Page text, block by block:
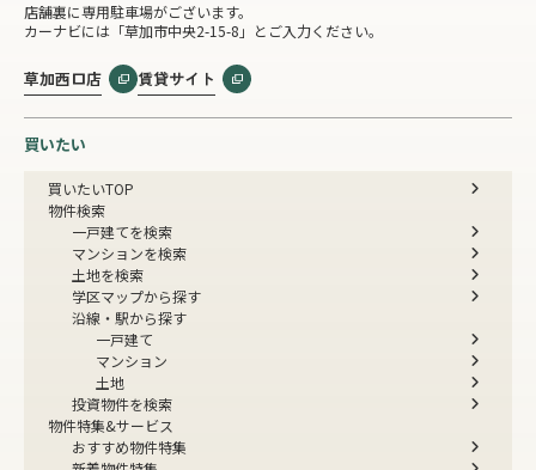
店舗裏に専用駐車場がございます。
カーナビには「草加市中央2-15-8」とご入力ください。
草加西口店 賃貸サイト
買いたい
買いたいTOP
物件検索
一戸建てを検索
マンションを検索
土地を検索
学区マップから探す
沿線・駅から探す
一戸建て
マンション
土地
投資物件を検索
物件特集&サービス
おすすめ物件特集